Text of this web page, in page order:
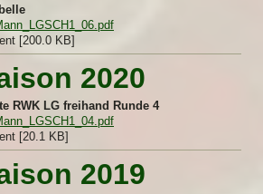
[200.0 KB]
2020
RWK LG freihand Runde 4
[20.1 KB]
2019